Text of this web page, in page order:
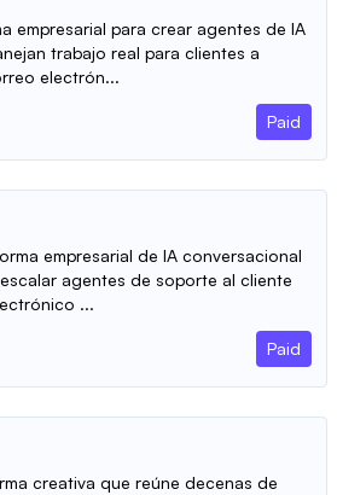
empresarial para crear agentes de IA
trabajo real para clientes a
electrón...
Paid
empresarial de IA conversacional
agentes de soporte al cliente
...
Paid
creativa que reúne decenas de